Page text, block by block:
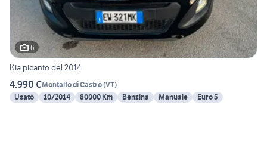
6
Kia picanto del 2014
4.990 €Montalto di Castro(VT)
Usato
10/2014 80000 Km Benzina Manuale Euro 5